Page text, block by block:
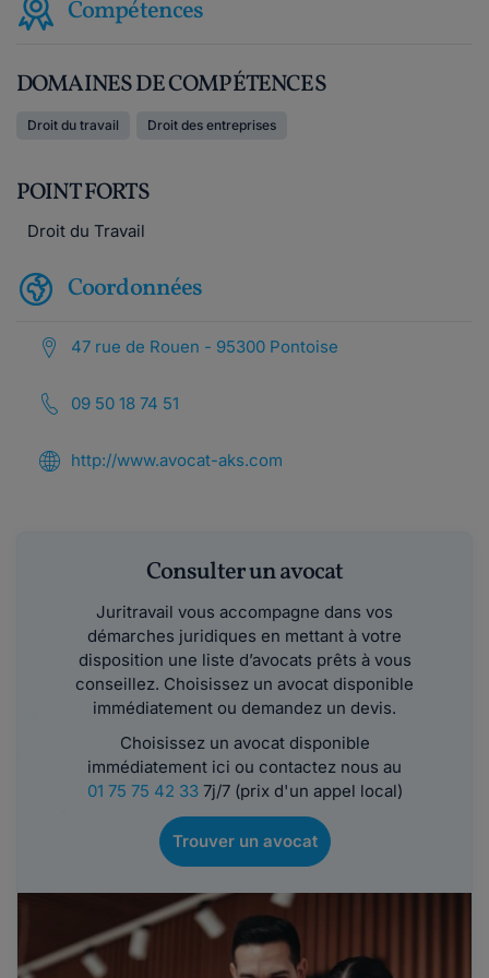
Compétences
DOMAINES DE COMPÉTENCES
Droit du travail Droit des entreprises
POINT FORTS
Droit du Travail
Coordonnées
47 rue de Rouen - 95300 Pontoise
09 50 18 74 51
http://www.avocat-aks.com
Consulter un avocat
Juritravail vous accompagne dans vos
démarches juridiques en mettant à votre
disposition une liste d’avocats prêts à vous
conseillez. Choisissez un avocat disponible
immédiatement ou demandez un devis.
Choisissez un avocat disponible
immédiatement ici ou contactez nous au
01 75 75 42 337j/7 (prix d'un appel local)
Trouver un avocat